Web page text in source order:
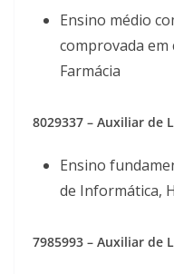
Ensino médio
comprovada
Farmácia
8029337 – Auxiliar de
Ensino
de Informática,
7985993 – Auxiliar de